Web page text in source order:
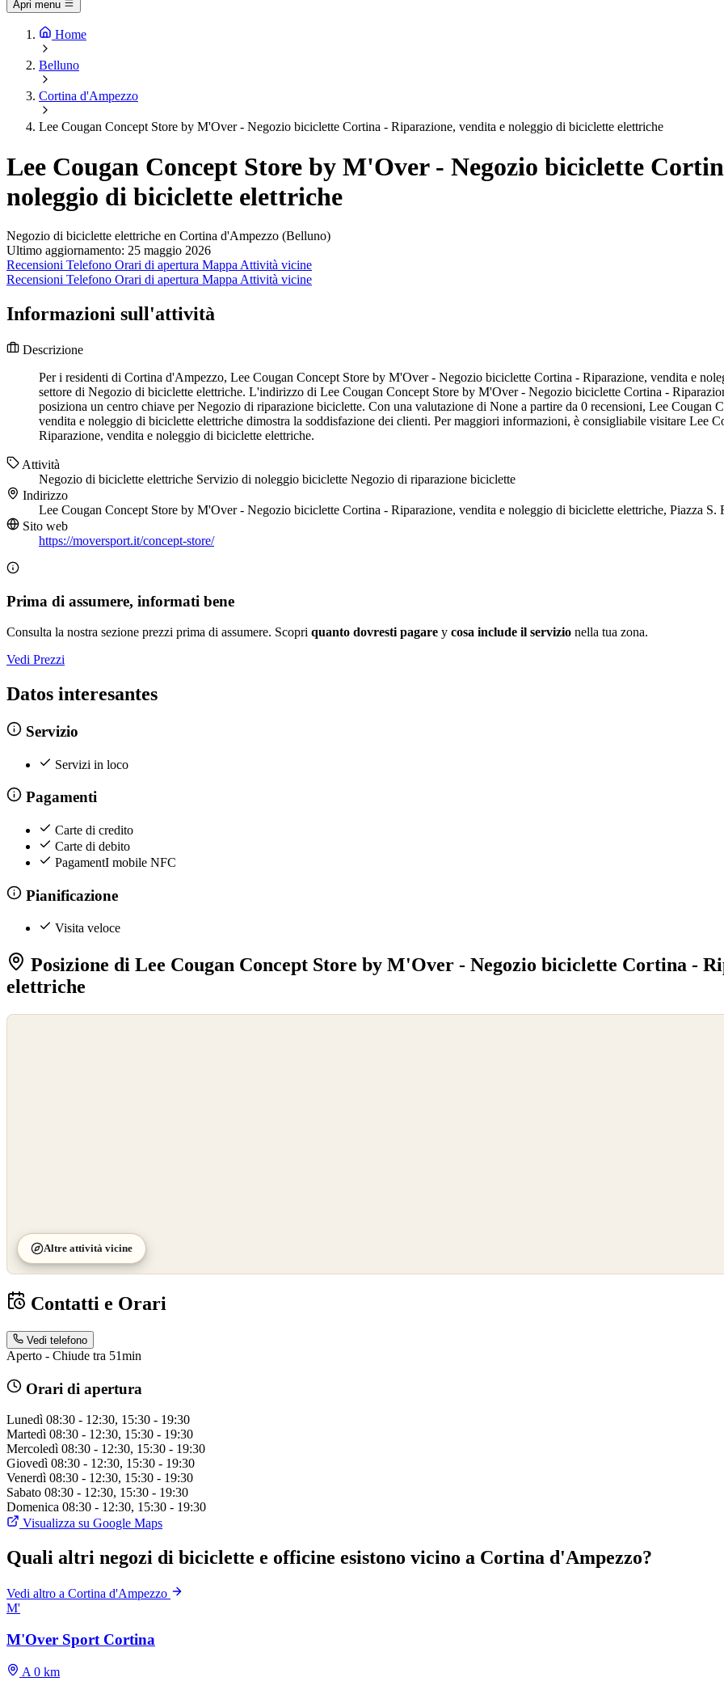
Apri menu
Home
Belluno
Cortina d'Ampezzo
Lee Cougan Concept Store by M'Over - Negozio biciclette Cortina - Riparazione, vendita e noleggio di biciclette elettriche
Lee Cougan Concept Store by M'Over - Negozio biciclette
noleggio di biciclette elettriche
Negozio di biciclette elettriche en Cortina d'Ampezzo (Belluno)
Ultimo aggiornamento: 25 maggio 2026
Recensioni Telefono Orari di apertura Mappa Attività vicine
Recensioni Telefono Orari di apertura Mappa Attività vicine
Informazioni sull'attività
Descrizione
Per i residenti di Cortina d'Ampezzo, Lee Cougan Concept Store by M'Over - Negozio biciclette Cortina - Riparazione, vendita e
settore di Negozio di biciclette elettriche. L'indirizzo di Lee Cougan Concept Store by M'Over - Negozio biciclette Cortina -
posiziona un centro chiave per Negozio di riparazione biciclette. Con una valutazione di None a partire da 0 recensioni, Lee
vendita e noleggio di biciclette elettriche dimostra la soddisfazione dei clienti. Per maggiori informazioni, è consigliabile visitare Lee
Riparazione, vendita e noleggio di biciclette elettriche.
Attività
Negozio di biciclette elettriche Servizio di noleggio biciclette Negozio di riparazione biciclette
Indirizzo
Lee Cougan Concept Store by M'Over - Negozio biciclette Cortina - Riparazione, vendita e noleggio di biciclette elettriche, Piazza
Sito web
https://moversport.it/concept-store/
Prima di assumere, informati bene
Consulta la nostra sezione prezzi prima di assumere. Scopri quanto dovresti pagare y cosa include il servizio nella tua zona.
Vedi Prezzi
Datos interesantes
Servizio
Servizi in loco
Pagamenti
Carte di credito
Carte di debito
PagamentI mobile NFC
Pianificazione
Visita veloce
Posizione di Lee Cougan Concept Store by M'Over - Negozio biciclette Cortina -
elettriche
Altre attività vicine
Contatti e Orari
Vedi telefono
Aperto - Chiude tra 51min
Orari di apertura
Lunedì 08:30 - 12:30, 15:30 - 19:30
Martedì 08:30 - 12:30, 15:30 - 19:30
Mercoledì 08:30 - 12:30, 15:30 - 19:30
Giovedì 08:30 - 12:30, 15:30 - 19:30
Venerdì 08:30 - 12:30, 15:30 - 19:30
Sabato 08:30 - 12:30, 15:30 - 19:30
Domenica 08:30 - 12:30, 15:30 - 19:30
Visualizza su Google Maps
Quali altri negozi di biciclette e officine esistono vicino a Cortina d'Ampezzo?
Vedi altro a Cortina d'Ampezzo
M'
M'Over Sport Cortina
A 0 km